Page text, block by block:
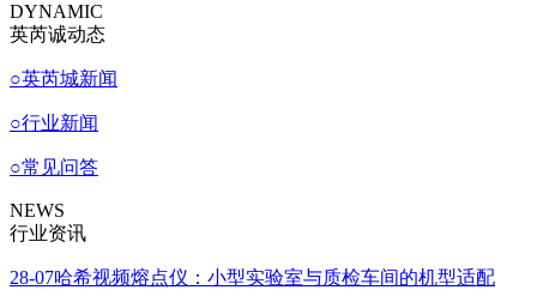
DYNAMIC
英芮诚动态
○英芮城新闻
○行业新闻
○常见问答
NEWS
行业资讯
28-07哈希视频熔点仪：小型实验室与质检车间的机型适配